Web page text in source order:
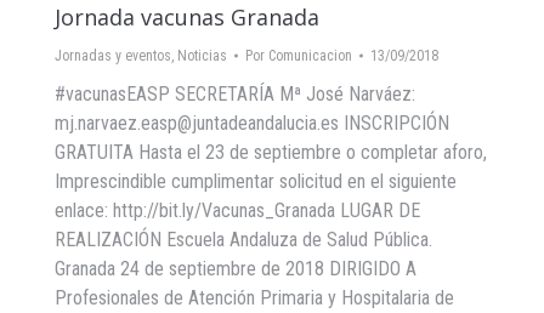
Jornada vacunas Granada
Jornadas y eventos, Noticias Por Comunicacion 13/09/2018
#vacunasEASP SECRETARÍA Mª José Narváez:
mj.narvaez.easp@juntadeandalucia.es INSCRIPCIÓN
GRATUITA Hasta el 23 de septiembre o completar aforo,
Imprescindible cumplimentar solicitud en el siguiente
enlace: http://bit.ly/Vacunas_Granada LUGAR DE
REALIZACIÓN Escuela Andaluza de Salud Pública.
Granada 24 de septiembre de 2018 DIRIGIDO A
Profesionales de Atención Primaria y Hospitalaria de